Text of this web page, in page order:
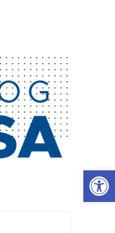
Barra de Ferramentas Aberta